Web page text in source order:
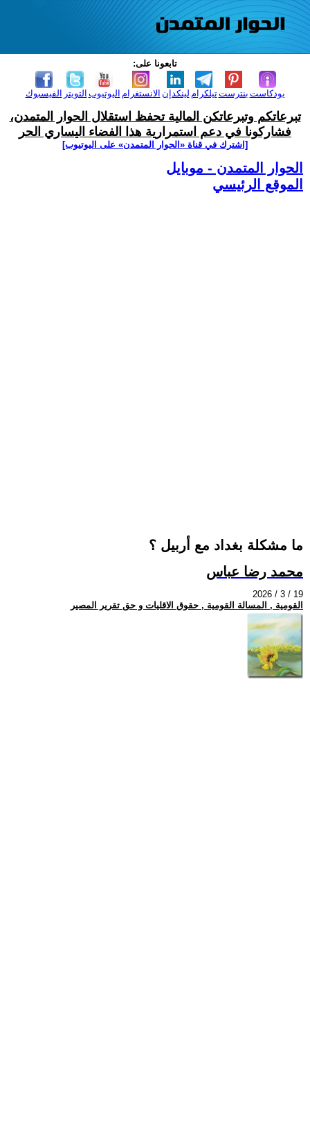
تابعونا على:
الفيسبوك التويتر اليوتيوب الانستغرام لينكدإن تيلكرامبنترست بودكاست
تبرعاتكم وتبرعاتكن المالية تحفظ استقلال الحوار المتمدن،
فشاركونا في دعم استمرارية هذا الفضاء اليساري الحر
[اشترك في قناة ‫«الحوار المتمدن» على اليوتيوب]
الحوار المتمدن - موبايل
الموقع الرئيسي
ما مشكلة بغداد مع أربيل ؟
محمد رضا عباس
2026 / 3 / 19
القومية , المسالة القومية , حقوق الاقليات و حق تقرير المصير